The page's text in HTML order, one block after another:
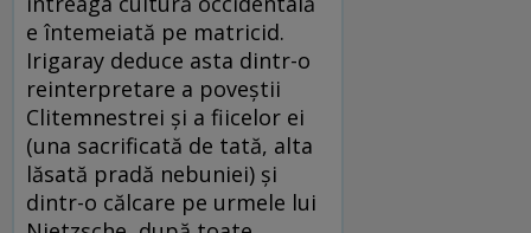
e întemeiată pe matricid.
Irigaray deduce asta dintr-o
reinterpretare a poveştii
Clitemnestrei şi a fiicelor ei
(una sacrificată de tată, alta
lăsată pradă nebuniei) şi
dintr-o călcare pe urmele lui